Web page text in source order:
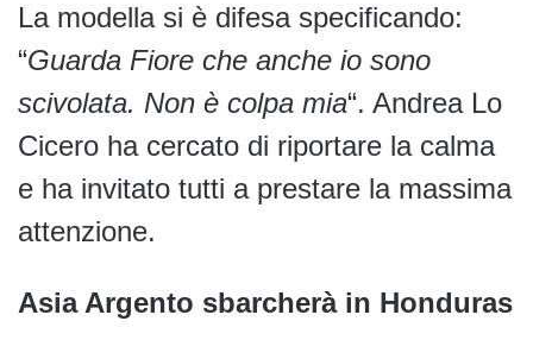
La modella si è difesa specificando:
“Guarda Fiore che anche io sono
scivolata. Non è colpa mia“. Andrea Lo
Cicero ha cercato di riportare la calma
e ha invitato tutti a prestare la massima
attenzione.
Asia Argento sbarcherà in Honduras